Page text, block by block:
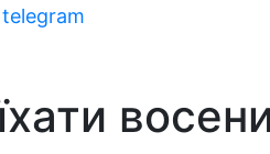
telegram